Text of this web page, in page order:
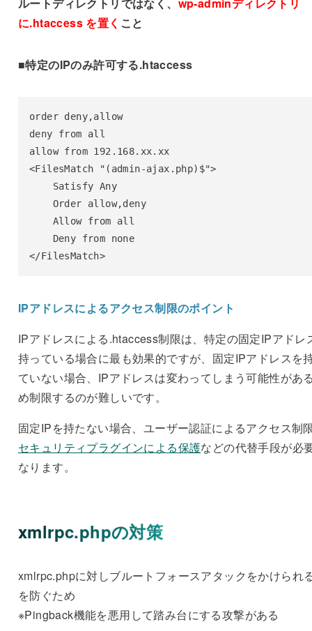
に.htaccess を置く こと
■特定のIPのみ許可する.htaccess
order deny,allow
deny from all
allow from 192.168.xx.xx
<FilesMatch "(admin-ajax.php)$">
</FilesMatch>
IPアドレスによるアクセス制限のポイント
IPアドレスによる.htaccess制限は、特定の固定IPアドレ
持っている場合に最も効果的ですが、 固定IPアドレスを
ていない場合、IPアドレスは変わってしまう可能性があ
め制限するのが難しいです。
固定IPを持たない場合、ユーザー認証によるアクセス制
セキュリティプラグインによる保護などの代替手段が必
なります。
xmlrpc.phpの対策
xmlrpc.phpに対しブルートフォースアタックをかけられ
を防ぐため
※Pingback機能を悪用して踏み台にする攻撃がある